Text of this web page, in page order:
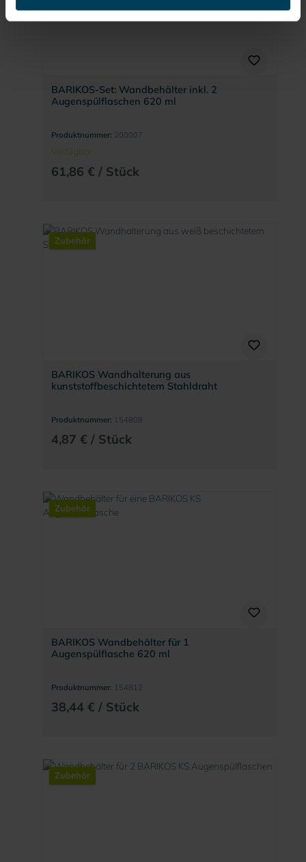
BARIKOS-Set: Wandbehälter inkl. 2
Augenspülflaschen 620 ml
Produktnummer: 200007
Verfügbar
61,86 € / Stück
Zubehör
BARIKOS Wandhalterung aus
kunststoffbeschichtetem Stahldraht
Produktnummer: 154808
4,87 € / Stück
Zubehör
BARIKOS Wandbehälter für 1
Augenspülflasche 620 ml
Produktnummer: 154812
38,44 € / Stück
Zubehör